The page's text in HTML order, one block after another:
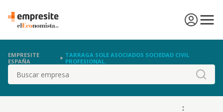
EMPRESITE
ESPAÑA
TARRAGA SOLE ASOCIADOS SOCIEDAD CIVIL
PROFESIONAL.
Buscar